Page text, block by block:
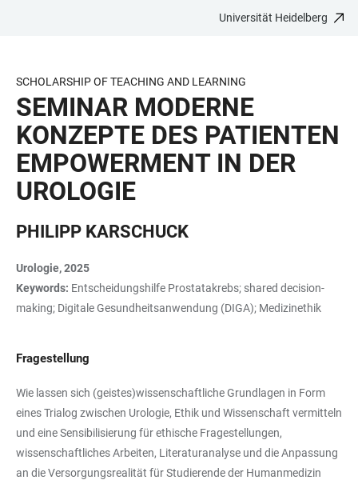
BARRIEREFREIHEIT
Universität Heidelberg
SCHOLARSHIP OF TEACHING AND LEARNING
SEMINAR MODERNE
KONZEPTE DES PATIENTEN
EMPOWERMENT IN DER
UROLOGIE
PHILIPP KARSCHUCK
Urologie, 2025
Keywords: Entscheidungshilfe Prostatakrebs; shared decision-
making; Digitale Gesundheitsanwendung (DIGA); Medizinethik
Fragestellung
Wie lassen sich (geistes)wissenschaftliche Grundlagen in Form
eines Trialog zwischen Urologie, Ethik und Wissenschaft vermitteln
und eine Sensibilisierung für ethische Fragestellungen,
wissenschaftliches Arbeiten, Literaturanalyse und die Anpassung
an die Versorgungsrealität für Studierende der Humanmedizin